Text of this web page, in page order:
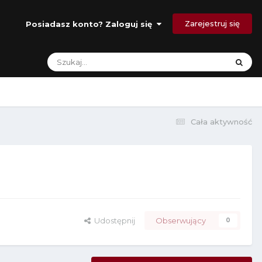
Posiadasz konto? Zaloguj się Zarejestruj się
Cała aktywność
Udostępnij Obserwujący 0